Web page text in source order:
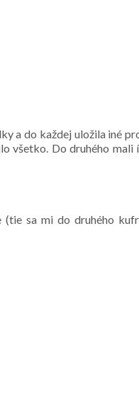
a do každej uložila iné
všetko. Do druhého
sa mi do druhého